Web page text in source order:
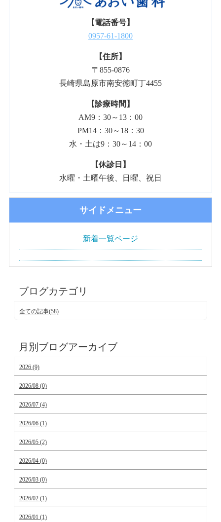
【電話番号】
0957-61-1800
【住所】
〒855-0876
長崎県島原市南安徳町丁4455
【診療時間】
AM9：30～13：00
PM14：30～18：30
水・土は9：30～14：00
【休診日】
水曜・土曜午後、日曜、祝日
サイドメニュー
新着一覧ページ
ブログカテゴリ
全ての記事(58)
月別ブログアーカイブ
2026 (9)
2026/08 (0)
2026/07 (4)
2026/06 (1)
2026/05 (2)
2026/04 (0)
2026/03 (0)
2026/02 (1)
2026/01 (1)